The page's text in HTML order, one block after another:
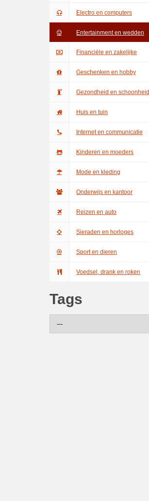
Electro en computers
Entertainment en wedden
Financiële en zakelijke
Geschenken en hobby
Gezondheid en schoonheid
Huis en tuin
Internet en communicatie
Kinderen en moeders
Mode en kleding
Onderwijs en kantoor
Reizen en auto
Sieraden en horloges
Sport en dieren
Voedsel, drank en roken
Tags